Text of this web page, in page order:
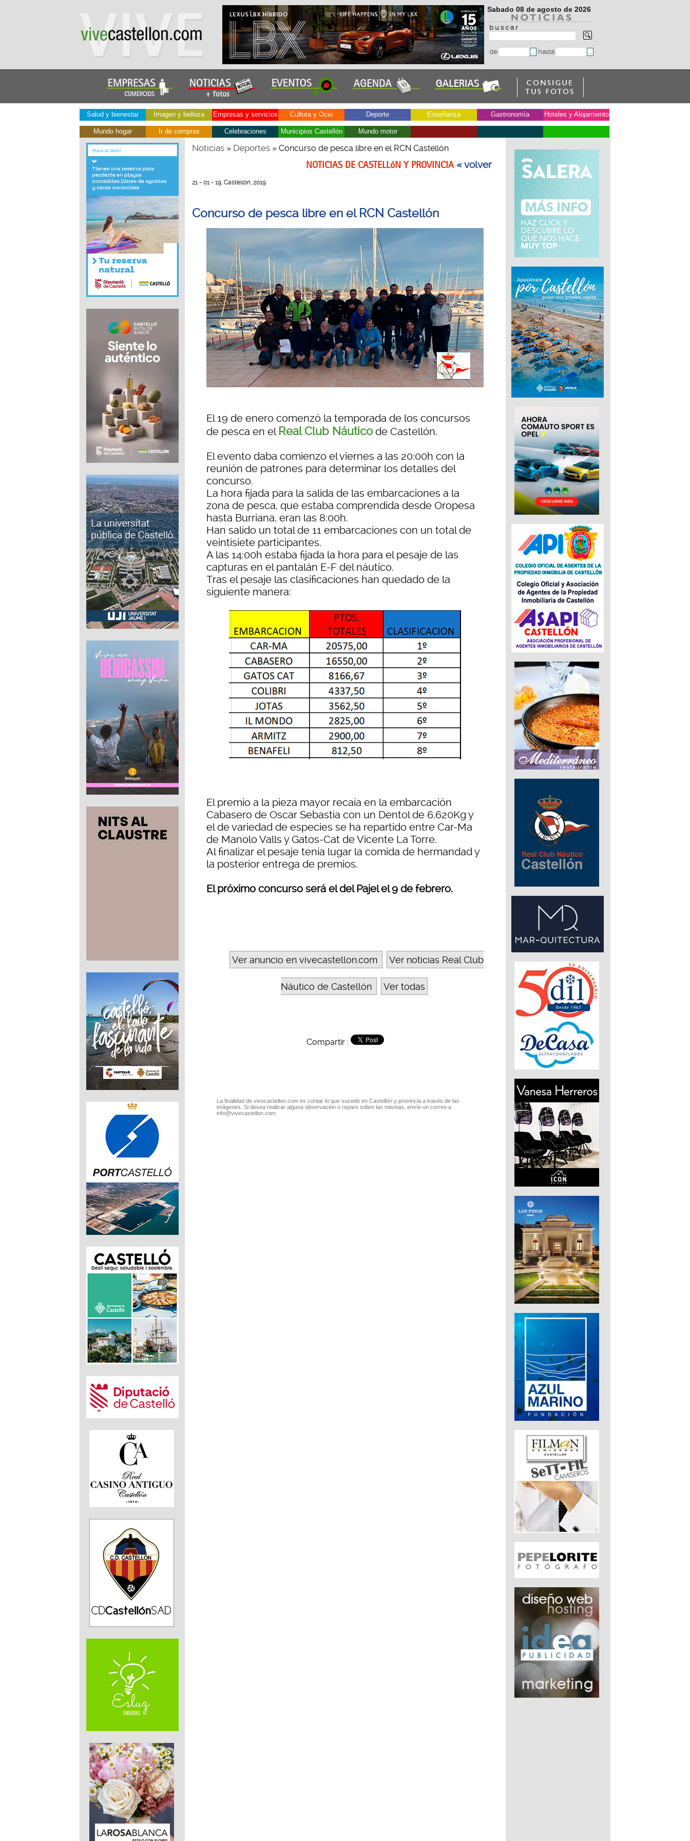
Sabado 08 de agosto de 2026
b u s c a r
de hasta
Salud y bienestar Imagen y belleza Empresas y servicios Cultura y Ocio Deporte Enseñanza Gastronomía Hoteles y Alojamiento
Mundo hogar Ir de compras Celebraciones Municipios Castellón Mundo motor
Noticias» Deportes» Concurso de pesca libre en el RCN Castellón
NOTICIAS DE CASTELLóN Y PROVINCIA« volver
21 - 01 - 19, Castellón, 2019
Concurso de pesca libre en el RCN Castellón
El 19 de enero comenzó la temporada de los concursos
de pesca en el Real Club Náuticode Castellón.
El evento daba comienzo el viernes a las 20:00h con la
reunión de patrones para determinar los detalles del
concurso.
La hora fijada para la salida de las embarcaciones a la
zona de pesca, que estaba comprendida desde Oropesa
hasta Burriana, eran las 8:00h.
Han salido un total de 11 embarcaciones con un total de
veintisiete participantes.
A las 14:00h estaba fijada la hora para el pesaje de las
capturas en el pantalán E-F del náutico.
Tras el pesaje las clasificaciones han quedado de la
siguiente manera:
El premio a la pieza mayor recaía en la embarcación
Cabasero de Oscar Sebastia con un Dentol de 6.620Kg y
el de variedad de especies se ha repartido entre Car-Ma
de Manolo Valls y Gatos-Cat de Vicente La Torre.
Al finalizar el pesaje tenía lugar la comida de hermandad y
la posterior entrega de premios.
El próximo concurso será el delPajel el 9 de febrero.
Ver anuncio en vivecastellon.com Ver noticias Real Club
Náutico de Castellón Ver todas
Compartir :
La finalidad de vivecastellon.com es contar lo que sucede en Castellón y provincia a través de las
imágenes. Si desea realizar alguna observación o reparo sobre las mismas, envíe un correo a
info@vivecastellon.com